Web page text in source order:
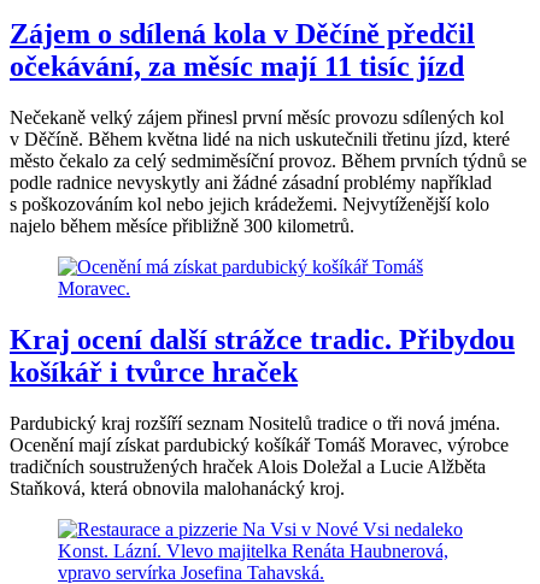
Zájem o sdílená kola v Děčíně předčil
očekávání, za měsíc mají 11 tisíc jízd
Nečekaně velký zájem přinesl první měsíc provozu sdílených kol
v Děčíně. Během května lidé na nich uskutečnili třetinu jízd, které
město čekalo za celý sedmiměsíční provoz. Během prvních týdnů se
podle radnice nevyskytly ani žádné zásadní problémy například
s poškozováním kol nebo jejich krádežemi. Nejvytíženější kolo
najelo během měsíce přibližně 300 kilometrů.
Kraj ocení další strážce tradic. Přibydou
košíkář i tvůrce hraček
Pardubický kraj rozšíří seznam Nositelů tradice o tři nová jména.
Ocenění mají získat pardubický košíkář Tomáš Moravec, výrobce
tradičních soustružených hraček Alois Doležal a Lucie Alžběta
Staňková, která obnovila malohanácký kroj.